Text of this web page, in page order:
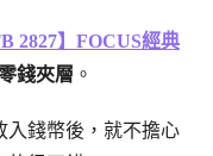
2827】FOCUS經典
錢夾層 。
入錢幣後，就不擔心